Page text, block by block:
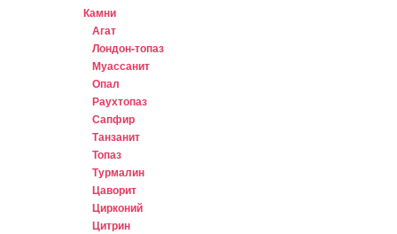
Камни
Агат
Лондон-топаз
Муассанит
Опал
Раухтопаз
Сапфир
Танзанит
Топаз
Турмалин
Цаворит
Цирконий
Цитрин